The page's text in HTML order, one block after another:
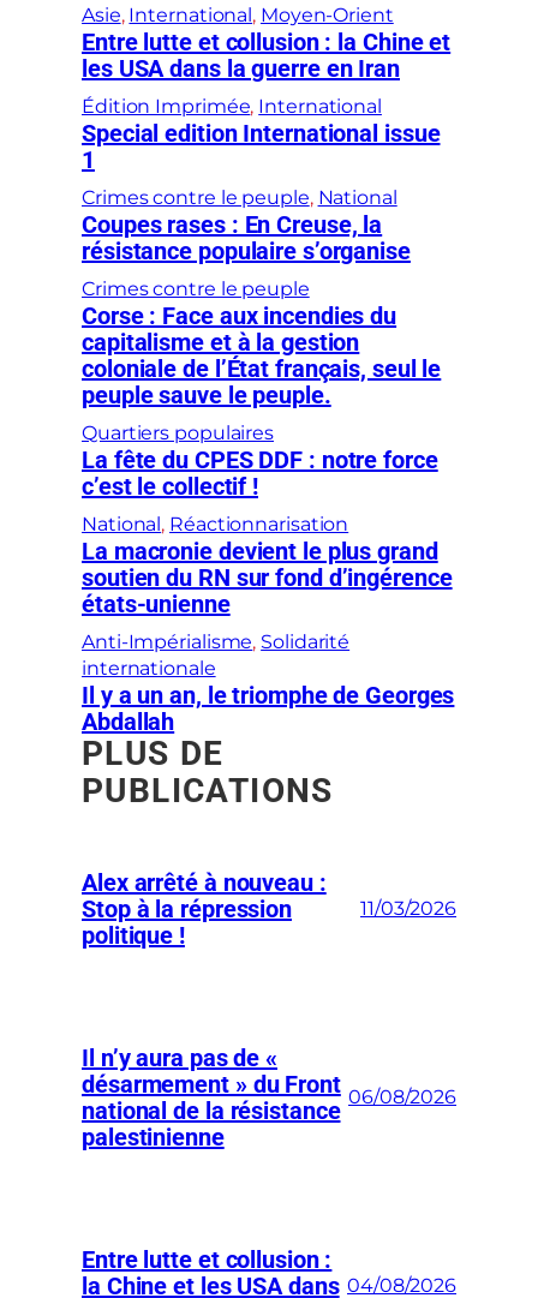
Asie, International , Moyen-Orient
Entre lutte et collusion : la Chine et
les USA dans la guerre en Iran
Édition Imprimée, International
Special edition International issue
1
Crimes contre le peuple, National
Coupes rases : En Creuse, la
résistance populaire s’organise
Crimes contre le peuple
Corse : Face aux incendies du
capitalisme et à la gestion
coloniale de l’État français, seul le
peuple sauve le peuple.
Quartiers populaires
La fête du CPES DDF : notre force
c’est le collectif !
National , Réactionnarisation
La macronie devient le plus grand
soutien du RN sur fond d’ingérence
états-unienne
Anti-Impérialisme, Solidarité
internationale
Il y a un an, le triomphe de Georges
Abdallah
PLUS DE
PUBLICATIONS
Alex arrêté à nouveau :
Stop à la répression
politique !
11/03/2026
Il n’y aura pas de «
désarmement » du Front
national de la résistance
palestinienne
06/08/2026
Entre lutte et collusion :
la Chine et les USA dans 04/08/2026